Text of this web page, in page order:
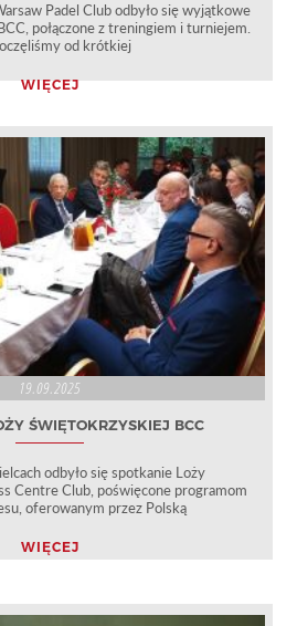
Padel Club odbyło się wyjątkowe
połączone z treningiem i turniejem.
od krótkiej
WIĘCEJ
19.09.2025
ŚWIĘTOKRZYSKIEJ BCC
odbyło się spotkanie Loży
Centre Club, poświęcone programom
oferowanym przez Polską
WIĘCEJ